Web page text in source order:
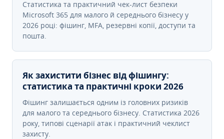
Статистика та практичний чек-лист безпеки
Microsoft 365 для малого й середнього бізнесу у
2026 році: фішинг, MFA, резервні копії, доступи та
пошта.
Як захистити бізнес від фішингу:
статистика та практичні кроки 2026
Фішинг залишається одним із головних ризиків
для малого та середнього бізнесу. Статистика 2026
року, типові сценарії атак і практичний чеклист
захисту.